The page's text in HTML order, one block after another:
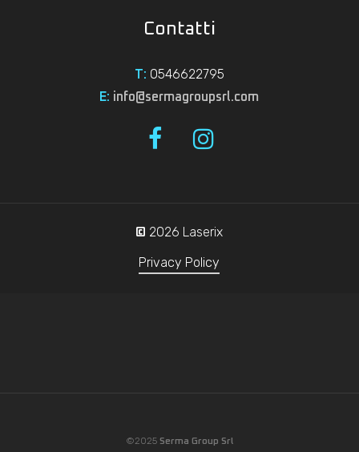
Contatti
T: 0546622795
E: info@sermagroupsrl.com
© 2026 Laserix
Privacy Policy
©2025 Serma Group Srl